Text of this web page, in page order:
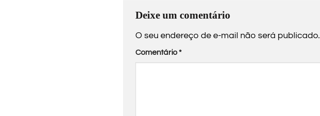
Deixe um comentário
O seu endereço de e-mail não será publicado.
Comentário*